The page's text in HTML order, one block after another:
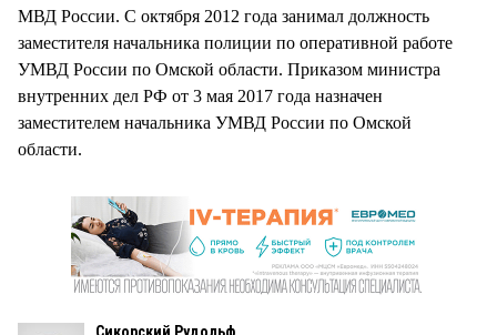
МВД России. С октября 2012 года занимал должность
заместителя начальника полиции по оперативной работе
УМВД России по Омской области. Приказом министра
внутренних дел РФ от 3 мая 2017 года назначен
заместителем начальника УМВД России по Омской
области.